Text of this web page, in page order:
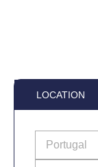
LOCATION